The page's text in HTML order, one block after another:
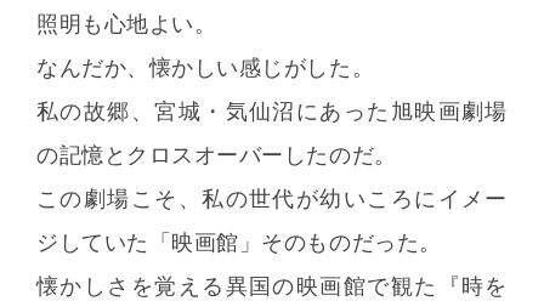
照明も心地よい。
なんだか、懐かしい感じがした。
私の故郷、宮城・気仙沼にあった旭映画劇場
の記憶とクロスオーバーしたのだ。
この劇場こそ、私の世代が幼いころにイメー
ジしていた「映画館」そのものだった。
懐かしさを覚える異国の映画館で観た『時を